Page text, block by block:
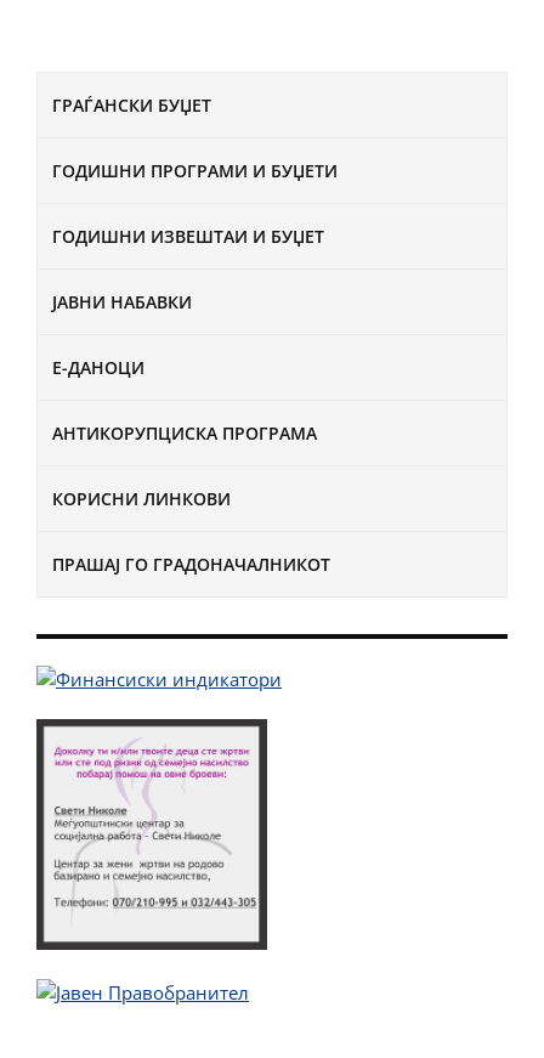
ГРАЃАНСКИ БУЏЕТ
ГОДИШНИ ПРОГРАМИ И БУЏЕТИ
ГОДИШНИ ИЗВЕШТАИ И БУЏЕТ
ЈАВНИ НАБАВКИ
Е-ДАНОЦИ
АНТИКОРУПЦИСКА ПРОГРАМА
КОРИСНИ ЛИНКОВИ
ПРАШАЈ ГО ГРАДОНАЧАЛНИКОТ